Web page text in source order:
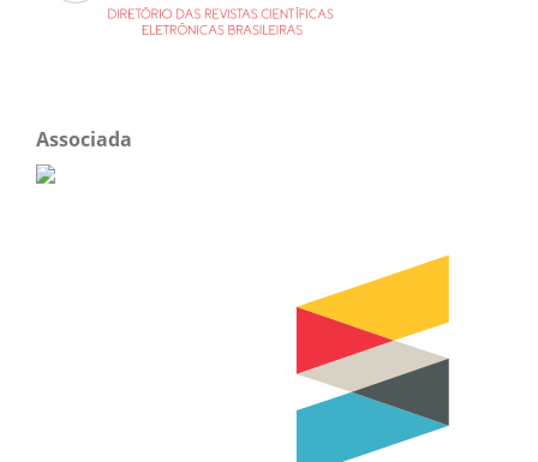
Associada